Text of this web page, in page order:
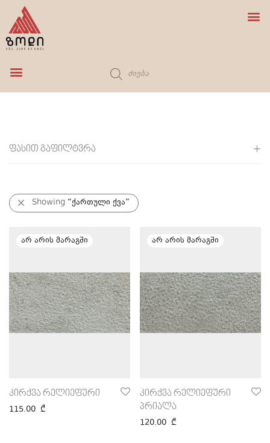
ფასით გაფილტვრა
0₾ 100₾
Showing “ქართული ქვა”
კირქვა რელიეფური
115.00 ₾
კირქვა რელიეფური
პრიალა
120.00 ₾